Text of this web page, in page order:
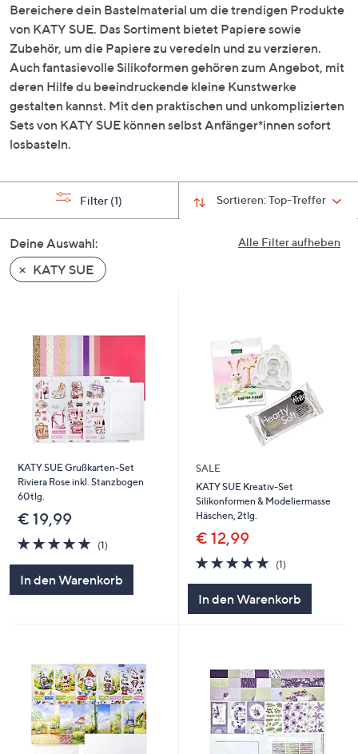
um
diese
anzuzeigen.
Bereichere dein Bastelmaterial um die trendigen Produkte
von KATY SUE. Das Sortiment bietet Papiere sowie
Zubehör, um die Papiere zu veredeln und zu verzieren.
Auch fantasievolle Silikoformen gehören zum Angebot, mit
deren Hilfe du beeindruckende kleine Kunstwerke
gestalten kannst. Mit den praktischen und unkomplizierten
Sets von KATY SUE können selbst Anfänger*innen sofort
losbasteln.
Sortieren:Top-Treffer
Filter (1)
Alle Filter aufheben
Deine Auswahl:
KATY SUE
KATY SUE Grußkarten-Set
Riviera Rose inkl. Stanzbogen
60tlg.
€ 19,99
5.0
von
(1)
In den Warenkorb
SALE
KATY SUE Kreativ-Set
Silikonformen & Modeliermasse
Häschen, 2tlg.
€ 12,99
5.0
von
(1)
In den Warenkorb